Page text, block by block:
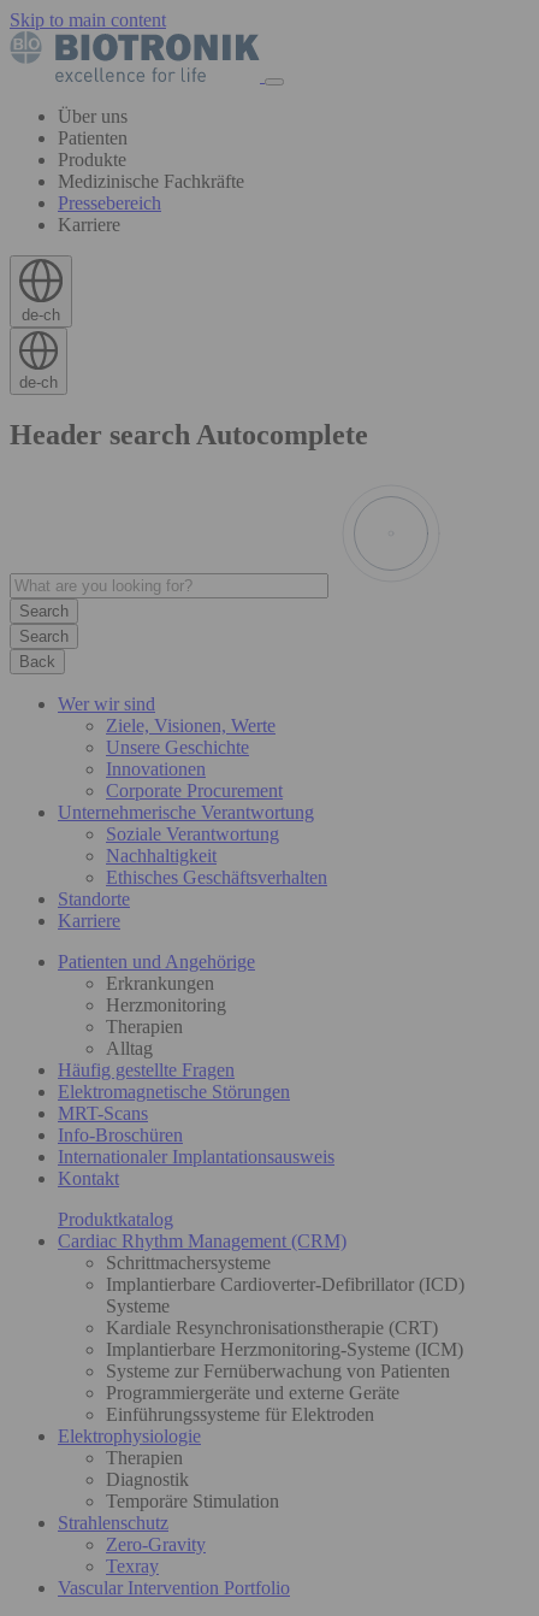
Skip to main content
Über uns
Patienten
Produkte
Medizinische Fachkräfte
Pressebereich
Karriere
de-ch
de-ch
Header search Autocomplete
Search
Back
Wer wir sind
Ziele, Visionen, Werte
Unsere Geschichte
Innovationen
Corporate Procurement
Unternehmerische Verantwortung
Soziale Verantwortung
Nachhaltigkeit
Ethisches Geschäftsverhalten
Standorte
Karriere
Patienten und Angehörige
Erkrankungen
Herzmonitoring
Therapien
Alltag
Häufig gestellte Fragen
Elektromagnetische Störungen
MRT-Scans
Info-Broschüren
Internationaler Implantationsausweis
Kontakt
Produktkatalog
Cardiac Rhythm Management (CRM)
Schrittmachersysteme
Implantierbare Cardioverter-Defibrillator (ICD)
Systeme
Kardiale Resynchronisationstherapie (CRT)
Implantierbare Herzmonitoring-Systeme (ICM)
Systeme zur Fernüberwachung von Patienten
Programmiergeräte und externe Geräte
Einführungssysteme für Elektroden
Elektrophysiologie
Therapien
Diagnostik
Temporäre Stimulation
Strahlenschutz
Zero-Gravity
Texray
Vascular Intervention Portfolio